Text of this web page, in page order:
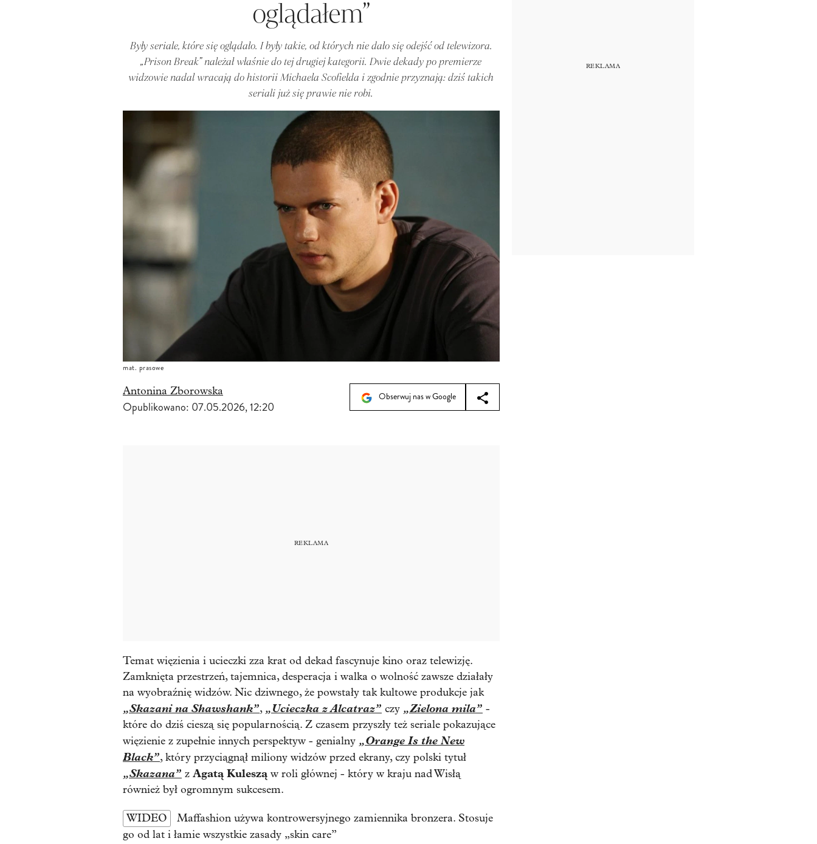
oglądałem”
Były seriale, które się oglądało. I były takie, od których nie dało się odejść od telewizora.
„Prison Break” należał właśnie do tej drugiej kategorii. Dwie dekady po premierze
widzowie nadal wracają do historii Michaela Scofielda i zgodnie przyznają: dziś takich
seriali już się prawie nie robi.
mat. prasowe
Antonina Zborowska
Opublikowano: 07.05.2026, 12:20
Obserwuj nas w Google
Temat więzienia i ucieczki zza krat od dekad fascynuje kino oraz telewizję.
Zamknięta przestrzeń, tajemnica, desperacja i walka o wolność zawsze działały
na wyobraźnię widzów. Nic dziwnego, że powstały tak kultowe produkcje jak
„Skazani na Shawshank”, „Ucieczka z Alcatraz” czy „Zielona mila” -
które do dziś cieszą się popularnością. Z czasem przyszły też seriale pokazujące
więzienie z zupełnie innych perspektyw - genialny „Orange Is the New
Black”, który przyciągnął miliony widzów przed ekrany,czy polski tytuł
„Skazana” z Agatą Kuleszą w roli głównej - który w kraju nad Wisłą
również był ogromnym sukcesem.
WIDEO
Maffashion używa kontrowersyjnego zamiennika bronzera. Stosuje
go od lat i łamie wszystkie zasady „skin care”